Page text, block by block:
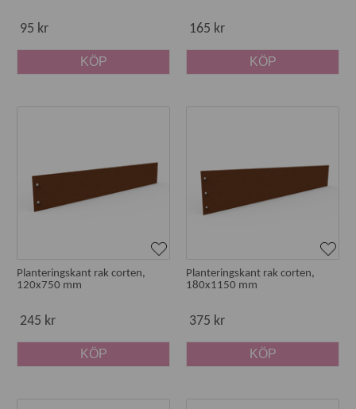
95 kr
KÖP
165 kr
KÖP
Planteringskant rak corten,
120x750 mm
245 kr
KÖP
Planteringskant rak corten,
180x1150 mm
375 kr
KÖP